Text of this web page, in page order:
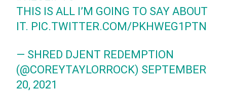
THIS IS ALL I’M GOING TO SAY ABOUT
IT. PIC.TWITTER.COM/PKHWEG1PTN
— SHRED DJENT REDEMPTION
(@COREYTAYLORROCK) SEPTEMBER
20, 2021